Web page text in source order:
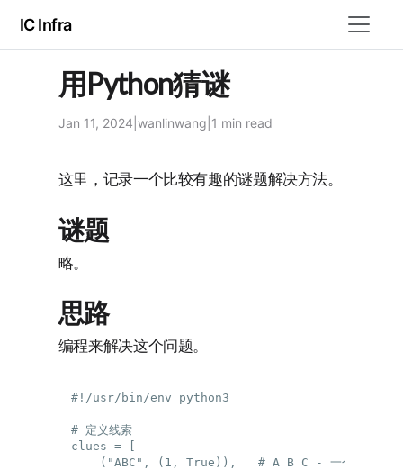
IC Infra
用Python猜谜
Jan 11, 2024 wanlinwang 1 min read
这里，记录一个比较有趣的谜题解决方法。
谜题
略。
思路
编程来解决这个问题。
#!/usr/bin/env python3
# 定义线索
clues = [
("ABC", (1, True)),   # A B C - 一个数字正确